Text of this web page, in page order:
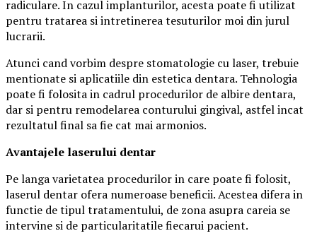
radiculare. In cazul implanturilor, acesta poate fi utilizat
pentru tratarea si intretinerea tesuturilor moi din jurul
lucrarii.
Atunci cand vorbim despre stomatologie cu laser, trebuie
mentionate si aplicatiile din estetica dentara. Tehnologia
poate fi folosita in cadrul procedurilor de albire dentara,
dar si pentru remodelarea conturului gingival, astfel incat
rezultatul final sa fie cat mai armonios.
Avantajele laserului dentar
Pe langa varietatea procedurilor in care poate fi folosit,
laserul dentar ofera numeroase beneficii. Acestea difera in
functie de tipul tratamentului, de zona asupra careia se
intervine si de particularitatile fiecarui pacient.